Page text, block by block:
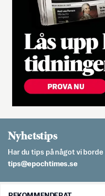
Nyhetstips
Har du tips på något vi borde
es.semithcope@spit